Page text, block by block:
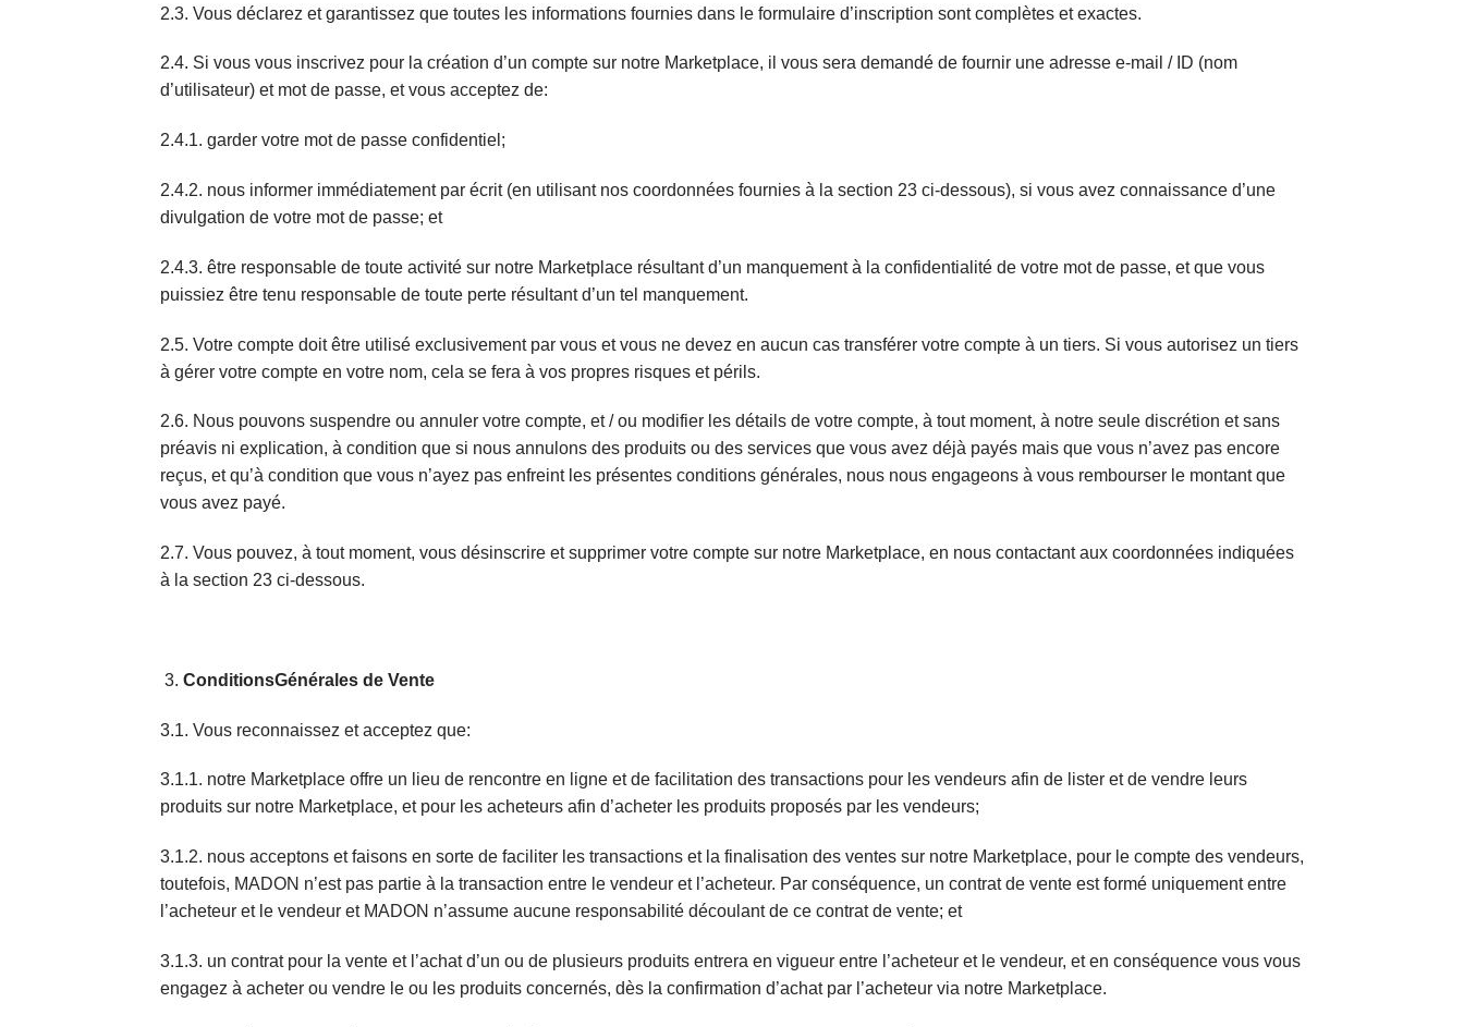
2.3. Vous déclarez et garantissez que toutes les informations fournies dans le formulaire d’inscription sont complètes et exactes.
2.4. Si vous vous inscrivez pour la création d’un compte sur notre Marketplace, il vous sera demandé de fournir une adresse e-mail / ID (nom
d’utilisateur) et mot de passe, et vous acceptez de:
2.4.1. garder votre mot de passe confidentiel;
2.4.2. nous informer immédiatement par écrit (en utilisant nos coordonnées fournies à la section 23 ci-dessous), si vous avez connaissance d’une
divulgation de votre mot de passe; et
2.4.3. être responsable de toute activité sur notre Marketplace résultant d’un manquement à la confidentialité de votre mot de passe, et que vous
puissiez être tenu responsable de toute perte résultant d’un tel manquement.
2.5. Votre compte doit être utilisé exclusivement par vous et vous ne devez en aucun cas transférer votre compte à un tiers. Si vous autorisez un tiers
à gérer votre compte en votre nom, cela se fera à vos propres risques et périls.
2.6. Nous pouvons suspendre ou annuler votre compte, et / ou modifier les détails de votre compte, à tout moment, à notre seule discrétion et sans
préavis ni explication, à condition que si nous annulons des produits ou des services que vous avez déjà payés mais que vous n’avez pas encore
reçus, et qu’à condition que vous n’ayez pas enfreint les présentes conditions générales, nous nous engageons à vous rembourser le montant que
vous avez payé.
2.7. Vous pouvez, à tout moment, vous désinscrire et supprimer votre compte sur notre Marketplace, en nous contactant aux coordonnées indiquées
à la section 23 ci-dessous.
ConditionsGénérales de Vente
3.1. Vous reconnaissez et acceptez que:
3.1.1. notre Marketplace offre un lieu de rencontre en ligne et de facilitation des transactions pour les vendeurs afin de lister et de vendre leurs
produits sur notre Marketplace, et pour les acheteurs afin d’acheter les produits proposés par les vendeurs;
3.1.2. nous acceptons et faisons en sorte de faciliter les transactions et la finalisation des ventes sur notre Marketplace, pour le compte des vendeurs,
toutefois, MADON n’est pas partie à la transaction entre le vendeur et l’acheteur. Par conséquence, un contrat de vente est formé uniquement entre
l’acheteur et le vendeur et MADON n’assume aucune responsabilité découlant de ce contrat de vente; et
3.1.3. un contrat pour la vente et l’achat d’un ou de plusieurs produits entrera en vigueur entre l’acheteur et le vendeur, et en conséquence vous vous
engagez à acheter ou vendre le ou les produits concernés, dès la confirmation d’achat par l’acheteur via notre Marketplace.